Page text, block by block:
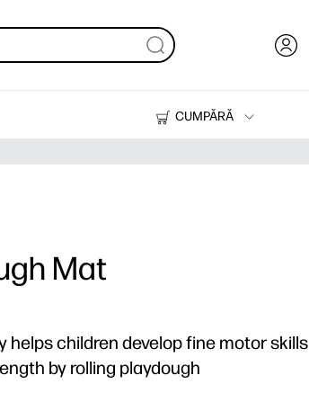
CUMPĂRĂ
Imprimante
Mat
helps children develop fine motor skills
by rolling playdough